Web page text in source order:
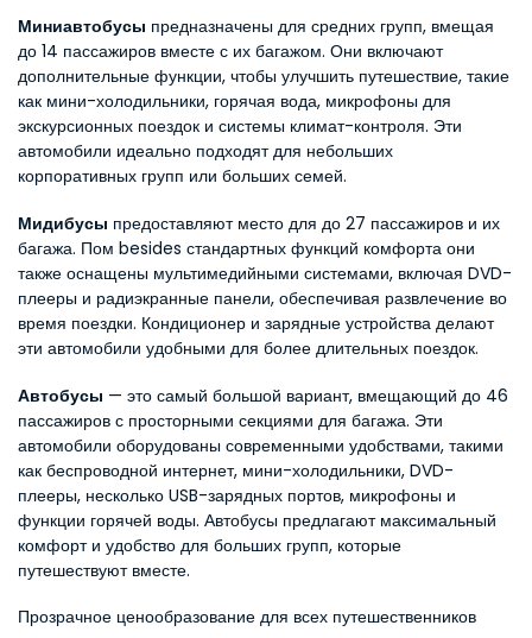
Миниавтобусы предназначены для средних групп, вмещая
до 14 пассажиров вместе с их багажом. Они включают
дополнительные функции, чтобы улучшить путешествие, такие
как мини-холодильники, горячая вода, микрофоны для
экскурсионных поездок и системы климат-контроля. Эти
автомобили идеально подходят для небольших
корпоративных групп или больших семей.
Мидибусы предоставляют место для до 27 пассажиров и их
багажа. Пом besides стандартных функций комфорта они
также оснащены мультимедийными системами, включая DVD-
плееры и радиэкранные панели, обеспечивая развлечение во
время поездки. Кондиционер и зарядные устройства делают
эти автомобили удобными для более длительных поездок.
Автобусы — это самый большой вариант, вмещающий до 46
пассажиров с просторными секциями для багажа. Эти
автомобили оборудованы современными удобствами, такими
как беспроводной интернет, мини-холодильники, DVD-
плееры, несколько USB-зарядных портов, микрофоны и
функции горячей воды. Автобусы предлагают максимальный
комфорт и удобство для больших групп, которые
путешествуют вместе.
Прозрачное ценообразование для всех путешественников